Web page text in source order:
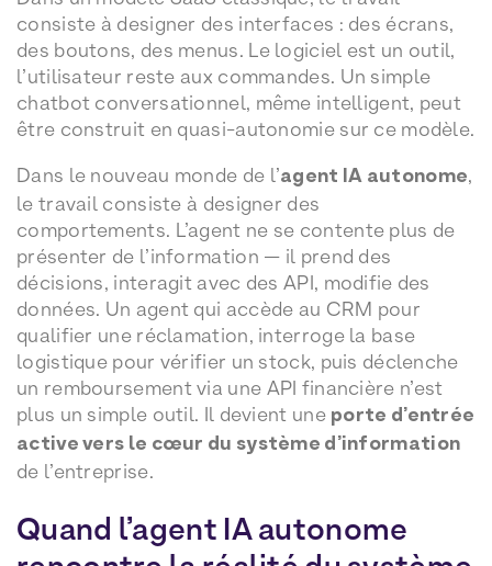
consiste à designer des interfaces : des écrans,
des boutons, des menus. Le logiciel est un outil,
l’utilisateur reste aux commandes. Un simple
chatbot conversationnel, même intelligent, peut
être construit en quasi-autonomie sur ce modèle.
Dans le nouveau monde de l’agent IA autonome,
le travail consiste à designer des
comportements. L’agent ne se contente plus de
présenter de l’information — il prend des
décisions, interagit avec des API, modifie des
données. Un agent qui accède au CRM pour
qualifier une réclamation, interroge la base
logistique pour vérifier un stock, puis déclenche
un remboursement via une API financière n’est
plus un simple outil. Il devient une porte d’entrée
active vers le cœur du système d’information
de l’entreprise.
Quand l’agent IA autonome